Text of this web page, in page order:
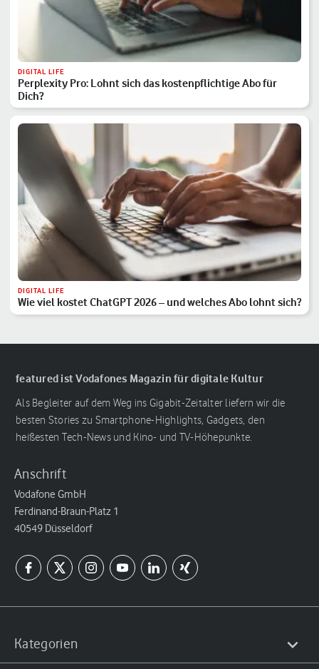
DIGITAL LIFE
Perplexity Pro: Lohnt sich das kostenpflichtige Abo für
Dich?
DIGITAL LIFE
Wie viel kostet ChatGPT 2026 – und welches Abo lohnt sich?
featured ist Vodafones Magazin für digitale Kultur
Als Begleiter auf dem Weg ins Gigabit-Zeitalter liefern wir die
besten Stories zu Smartphone-Highlights, Gadgets, den
heißesten Tech-News und Kino- und TV-Höhepunkte.
Anschrift
Vodafone GmbH
Ferdinand-Braun-Platz 1
40549 Düsseldorf
Kategorien